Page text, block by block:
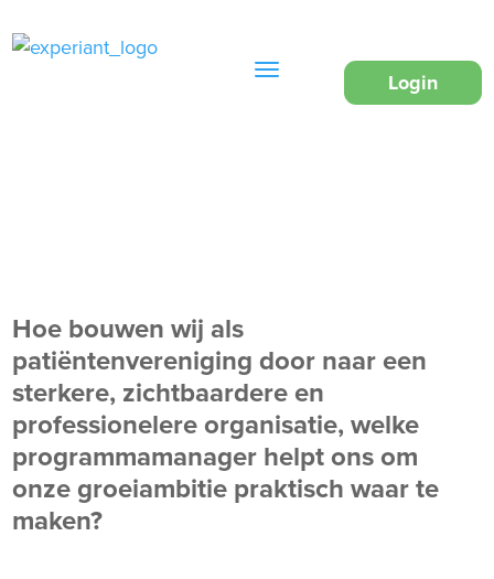
Login
Hoe bouwen wij als
patiëntenvereniging door naar een
sterkere, zichtbaardere en
professionelere organisatie, welke
programmamanager helpt ons om
onze groeiambitie praktisch waar te
maken?